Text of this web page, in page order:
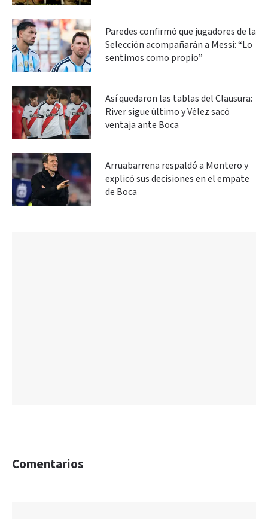
Paredes confirmó que jugadores de la
Selección acompañarán a Messi: “Lo
sentimos como propio”
Así quedaron las tablas del Clausura:
River sigue último y Vélez sacó
ventaja ante Boca
Arruabarrena respaldó a Montero y
explicó sus decisiones en el empate
de Boca
Comentarios